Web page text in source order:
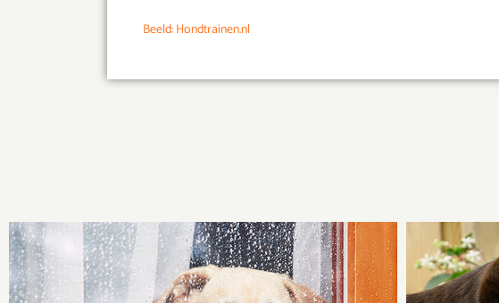
Beeld: Hondtrainen.nl